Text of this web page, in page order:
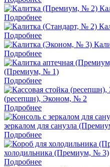
Подробнее
Подробнее
Подробнее
(Премиум, № 1)
Подробнее
(ресепшн), Эконом, № 2
Подробнее
зеркалом для санузла
Подробнее
холодильника (Премиум, № 3)
Подробнее